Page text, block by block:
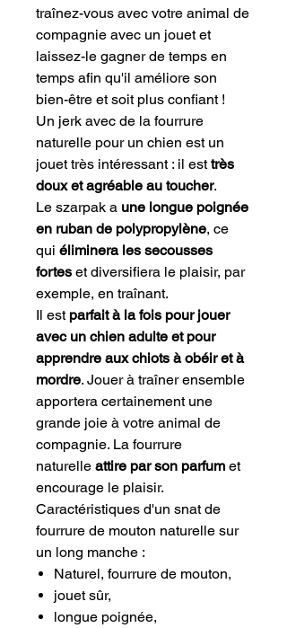
traînez-vous avec votre animal de
compagnie avec un jouet et
laissez-le gagner de temps en
temps afin qu'il améliore son
bien-être et soit plus confiant !
Un jerk avec de la fourrure
naturelle pour un chien est un
jouet très intéressant : il esttrès
doux et agréable au toucher.
Le szarpak a une longue poignée
en ruban de polypropylène, ce
qui éliminera les secousses
fortes et diversifiera le plaisir, par
exemple, en traînant.
Il est parfait à la fois pour jouer
avec un chien adulte et pour
apprendre aux chiots à obéir et à
mordre. Jouer à traîner ensemble
apportera certainement une
grande joie à votre animal de
compagnie. La fourrure
naturelle attire par son parfum et
encourage le plaisir.
Caractéristiques d'un snat de
fourrure de mouton naturelle sur
un long manche :
Naturel, fourrure de mouton,
jouet sûr,
longue poignée,